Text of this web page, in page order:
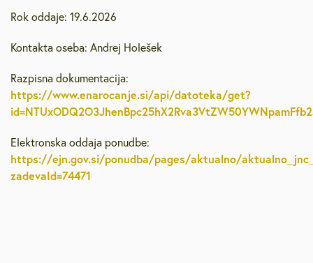
Rok oddaje: 19.6.2026
Kontakta oseba: Andrej Holešek
Razpisna dokumentacija:
https://www.enarocanje.si/api/datoteka/get?
Elektronska oddaja ponudbe:
https://ejn.gov.si/ponudba/pages/aktualno/
zadevaId=74471